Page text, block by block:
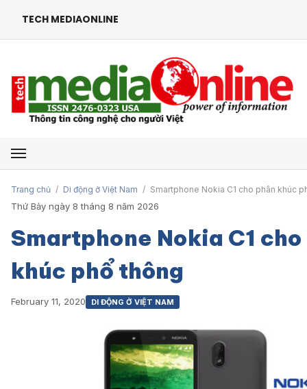
TECH MEDIAONLINE
Mở menu
Trang chủ / Di động ở Việt Nam / Smartphone Nokia C1 cho phân khúc
Thứ Bảy ngày 8 tháng 8 năm 2026
Smartphone Nokia C1
khúc phổ thông
February 11, 2020 DI ĐỘNG Ở VIỆT NAM